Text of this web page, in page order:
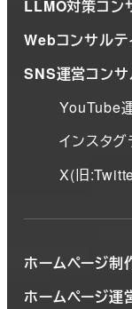
LLMO対策コン
Webコンサルテ
SNS運営コンサ
YouTube
インスタ
X(旧
ホームページ制
ホームページ運